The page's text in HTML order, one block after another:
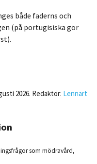
både faderns och
(på portugisiska gör
2026. Redaktör: Lennart
som mödravård,